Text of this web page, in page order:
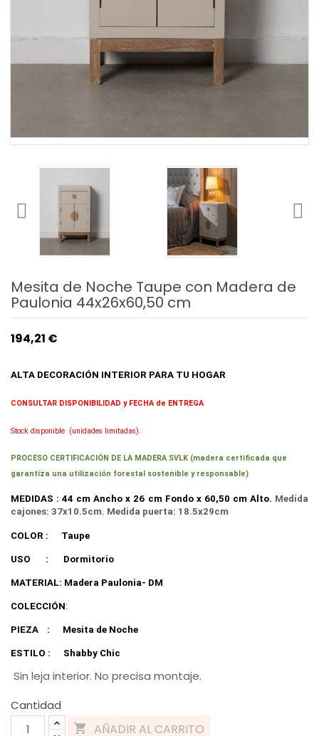
Mesita de Noche Taupe con Madera de
Paulonia 44x26x60,50 cm
194,21 €
ALTA DECORACIÓN INTERIOR PARA TU HOGAR
CONSULTAR DISPONIBILIDAD y FECHA de ENTREGA
Stock disponible (unidades limitadas).
PROCESO CERTIFICACIÓN DE LA MADERA SVLK (madera certificada que
garantiza una utilización forestal sostenible y responsable)
MEDIDAS : 44 cm Ancho x 26 cm Fondo x 60,50 cm Alto. Medida
cajones: 37x10.5cm. Medida puerta: 18.5x29cm
COLOR : Taupe
USO : Dormitorio
MATERIAL: Madera Paulonia- DM
COLECCIÓN:
PIEZA : Mesita de Noche
ESTILO : Shabby Chic
Sin leja interior. No precisa montaje.
Cantidad
 AÑADIR AL CARRITO